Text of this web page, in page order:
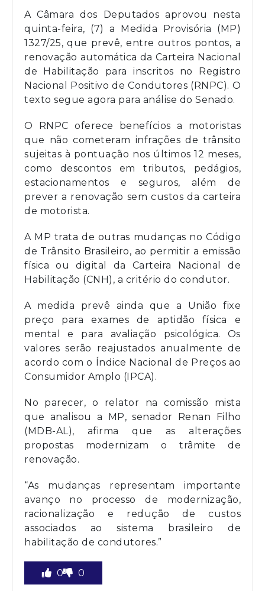
A Câmara dos Deputados aprovou nesta
quinta-feira, (7) a Medida Provisória (MP)
1327/25, que prevê, entre outros pontos, a
renovação automática da Carteira Nacional
de Habilitação para inscritos no Registro
Nacional Positivo de Condutores (RNPC). O
texto segue agora para análise do Senado.
O RNPC oferece benefícios a motoristas
que não cometeram infrações de trânsito
sujeitas à pontuação nos últimos 12 meses,
como descontos em tributos, pedágios,
estacionamentos e seguros, além de
prever a renovação sem custos da carteira
de motorista.
A MP trata de outras mudanças no Código
de Trânsito Brasileiro, ao permitir a emissão
física ou digital da Carteira Nacional de
Habilitação (CNH), a critério do condutor.
A medida prevê ainda que a União fixe
preço para exames de aptidão física e
mental e para avaliação psicológica. Os
valores serão reajustados anualmente de
acordo com o Índice Nacional de Preços ao
Consumidor Amplo (IPCA).
No parecer, o relator na comissão mista
que analisou a MP, senador Renan Filho
(MDB-AL), afirma que as alterações
propostas modernizam o trâmite de
renovação.
“As mudanças representam importante
avanço no processo de modernização,
racionalização e redução de custos
associados ao sistema brasileiro de
habilitação de condutores.”
0 0